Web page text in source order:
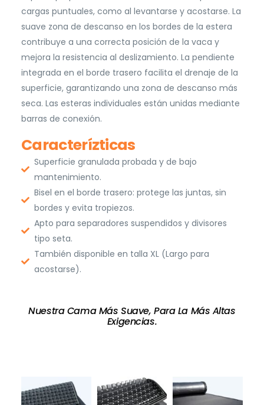
cargas puntuales, como al levantarse y acostarse. La
suave zona de descanso en los bordes de la estera
contribuye a una correcta posición de la vaca y
mejora la resistencia al deslizamiento. La pendiente
integrada en el borde trasero facilita el drenaje de la
superficie, garantizando una zona de descanso más
seca. Las esteras individuales están unidas mediante
barras de conexión.
Caracterízticas
Superficie granulada probada y de bajo
mantenimiento.
Bisel en el borde trasero: protege las juntas, sin
bordes y evita tropiezos.
Apto para separadores suspendidos y divisores
tipo seta.
También disponible en talla XL (Largo para
acostarse).
Nuestra Cama Más Suave, Para La Más Altas
Exigencias.